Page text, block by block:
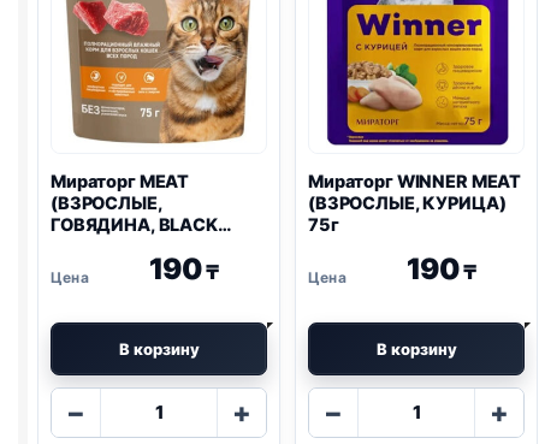
Мираторг MEAT
(ВЗРОСЛЫЕ,
ГОВЯДИНА, BLACK
190₸
В корзину
−
Количество
+
Мираторг WINNER MEAT
(ВЗРОСЛЫЕ, КУРИЦА)
75г
190₸
В корзину
−
Количество
+